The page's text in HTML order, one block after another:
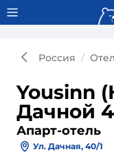
Тонкости
Россия
Yousinn
Дачной
Апарт-отель
Ул. Дачная, 40/1